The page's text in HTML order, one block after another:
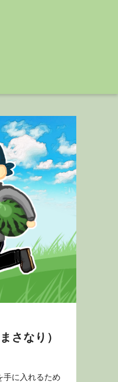
さなり）
手に入れるため